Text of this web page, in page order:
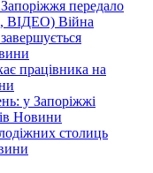
передало
ВІДЕО) Війна
працівника на
у Запоріжжі
Новини
столиць